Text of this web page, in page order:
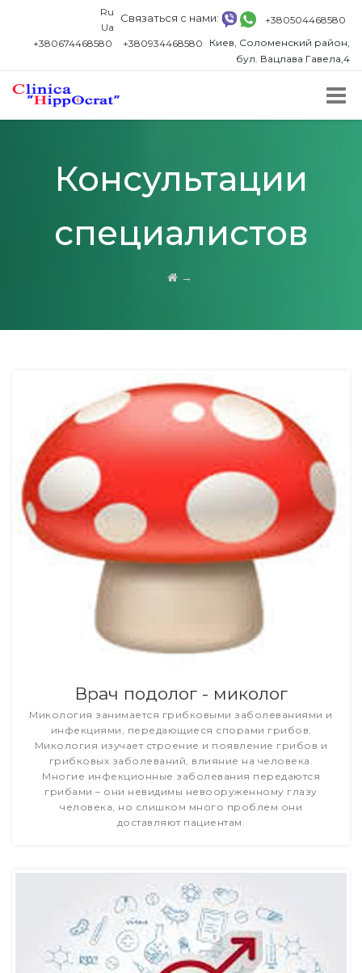
Ru
Ua
Связаться с нами:
+380504468580
+380674468580
+380934468580
Киев, Соломенский район,
бул. Вацлава Гавела,4
Консультации
специалистов
→
Врач подолог - миколог
Микология занимается грибковыми заболеваниями и
инфекциями, передающиеся спорами грибов.
Микология изучает строение и появление грибов и
грибковых заболеваний, влияние на человека.
Многие инфекционные заболевания передаются
грибами – они невидимы невооруженному глазу
человека, но слишком много проблем они
доставляют пациентам.